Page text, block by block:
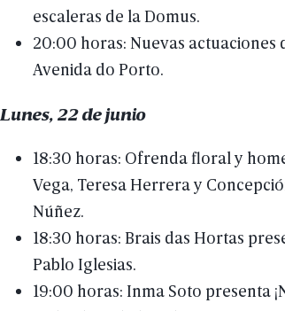
escaleras de laDomus.
20:00 horas: Nuevas actuaciones
Avenida do Porto.
Lunes, 22dejunio
18:30 horas: Ofrenda floral y
Vega, TeresaHerreray
Núñez.
18:30 horas: Brais das Hortas
Pablo Iglesias.
19:00 horas: Inma Soto presenta